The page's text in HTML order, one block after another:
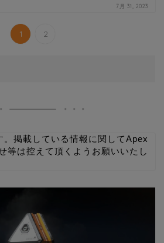
7月 31, 2023
1 2
。掲載している情報に関してApex
等は控えて頂くようお願いいたし